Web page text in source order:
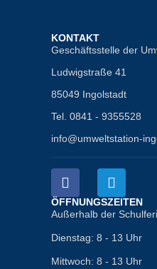
KONTAKT
Geschäftsstelle der
Ludwigstraße 41
85049 Ingolstadt
Tel. 0841 - 9355528
info@umweltstation-
ÖFFNUNGSZEITEN
Außerhalb der
Dienstag: 8 - 13 Uhr
Mittwoch: 8 - 13 Uhr